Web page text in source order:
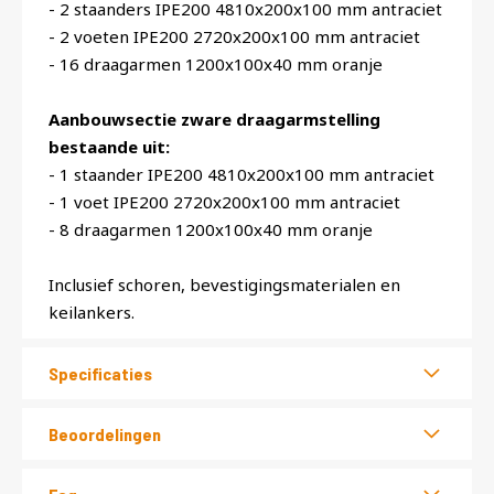
- 2 staanders IPE200 4810x200x100 mm antraciet
- 2 voeten IPE200 2720x200x100 mm antraciet
- 16 draagarmen 1200x100x40 mm oranje
Aanbouwsectie zware draagarmstelling
bestaande uit:
- 1 staander IPE200 4810x200x100 mm antraciet
- 1 voet IPE200 2720x200x100 mm antraciet
- 8 draagarmen 1200x100x40 mm oranje
Inclusief schoren, bevestigingsmaterialen en
keilankers.
Specificaties
Beoordelingen